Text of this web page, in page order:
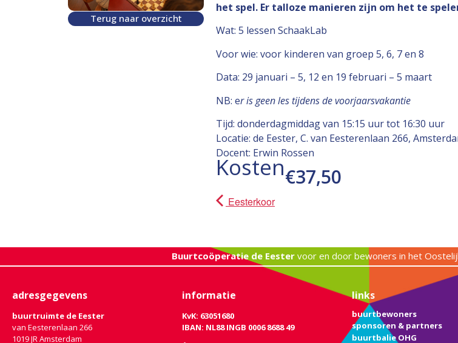
Terug naar overzicht
het spel. Er talloze manieren zijn om het te
Wat: 5 lessen SchaakLab
Voor wie: voor kinderen van groep 5, 6, 7 en 8
Data: 29 januari – 5, 12 en 19 februari – 5 maart
NB: er is geen les tijdens de voorjaarsvakantie
Tijd: donderdagmiddag van 15:15 uur tot 16:30 uur
Locatie: de Eester, C. van Eesterenlaan 266,
Docent: Erwin Rossen
Kosten€37,50
Eesterkoor
Buurtcoöperatie de Eestervoor en door bewoners in het
adresgegevens
buurtruimte de Eester
van Eesterenlaan 266
1019 JR Amsterdam
informatie
KvK: 63051680
IBAN: NL88 INGB 0006 8688 49
links
buurtbewoners
sponsoren & partners
buurtbalie OHG